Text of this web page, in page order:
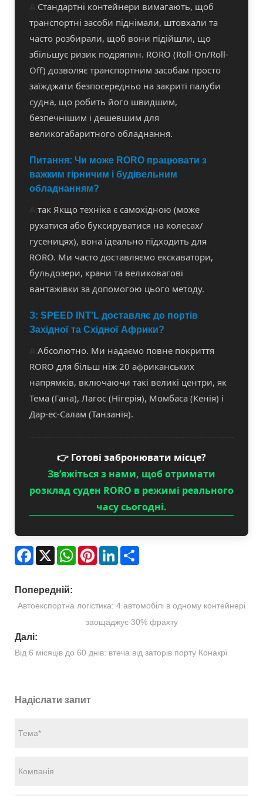
Стандартні контейнери вимагають, щоб
транспортні засоби піднімали, штовхали та
часто розбирали, щоб вони підійшли, що
збільшує ризик подряпин. RORO (Roll-On/Roll-
Off) дозволяє транспортним засобам просто
заїжджати безпосередньо на закриті палуби
судна, що робить його швидшим,
безпечнішим і дешевшим для
великогабаритного обладнання.
Питання: Чи може RORO працювати з
важким гірничим і будівельним
обладнанням?
так Якщо техніка є самохідною (може
рухатися або буксируватися на колесах/
гусеницях), вона ідеально підходить для
RORO. Ми часто доставляємо екскаватори,
бульдозери, крани та великовагові
вантажівки за допомогою цього методу.
З: SPEED INT'L доставляє до портів
Західної та Східної Африки?
Абсолютно. Ми надаємо повне покриття
RORO для більш ніж 20 африканських
напрямків, включаючи такі великі центри, як
Тема (Гана), Лагос (Нігерія), Момбаса (Кенія) і
Дар-ес-Салам (Танзанія).
👉 Готові забронювати місце?
Зв’яжіться з нами, щоб отримати
розклад суден RORO в режимі реального
часу сьогодні.
Facebook
X WhatsAppPinterestLinkedIn
Попередній:
Автоекспортна логістика: 4 автомобілі в одному контейнері
заощаджує 30% фрахту
Далі:
Від 6 місяців до 60 днів: втеча від заторів порту Конакрі
Надіслати запит